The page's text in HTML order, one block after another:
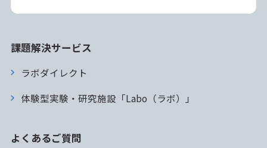
課題解決サービス
ラボダイレクト
体験型実験・研究施設「Labo（ラボ）」
よくあるご質問